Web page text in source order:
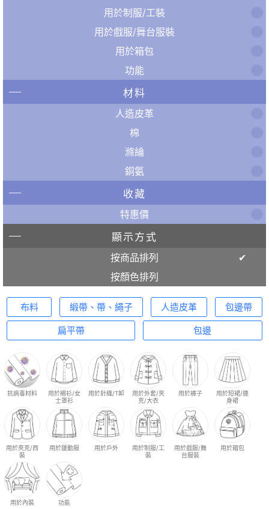
用於制服/工裝
用於戲服/舞台服裝
用於箱包
功能
材料
人造皮革
棉
滌綸
銅氨
收藏
特惠價
顯示方式
按商品排列
按顏色排列
布料 緞帶、帶、繩子 人造皮革 包邊帶
扁平帶 包邊
抗病毒材料
用於襯衫/女
士罩衫
用於針織/T卹
用於外套/夾
克/大衣
用於褲子
用於短裙/連
身裙
用於夾克/西
裝
用於運動服 用於戶外
用於制服/工
裝
用於戲服/舞
台服裝
用於箱包
用於內裝 功能